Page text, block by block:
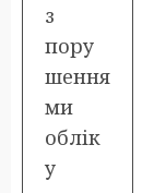
з
пору
шення
ми
облік
у